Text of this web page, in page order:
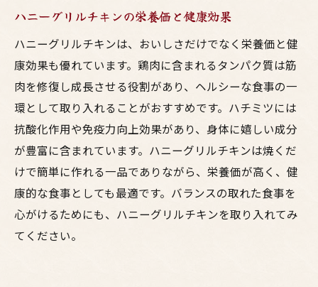
グリルの温度と時間の設定
仕上げのポイントとコツ
簡単調理で絶品鳥料理！鶏のハニーグリルのポ
イント
シンプルな材料で作る絶品料理
短時間でできる調理法
初心者でも安心のステップガイド
応用できる他の鳥料理レシピ
家族みんなで楽しむハニーグリルチキン
ハニーグリルチキンの栄養価と健康効果
ハニーグリルチキンは、おいしさだけでなく栄養価と健
康効果も優れています。鶏肉に含まれるタンパク質は筋
肉を修復し成長させる役割があり、ヘルシーな食事の一
環として取り入れることがおすすめです。ハチミツには
抗酸化作用や免疫力向上効果があり、身体に嬉しい成分
が豊富に含まれています。ハニーグリルチキンは焼くだ
けで簡単に作れる一品でありながら、栄養価が高く、健
康的な食事としても最適です。バランスの取れた食事を
心がけるためにも、ハニーグリルチキンを取り入れてみ
てください。